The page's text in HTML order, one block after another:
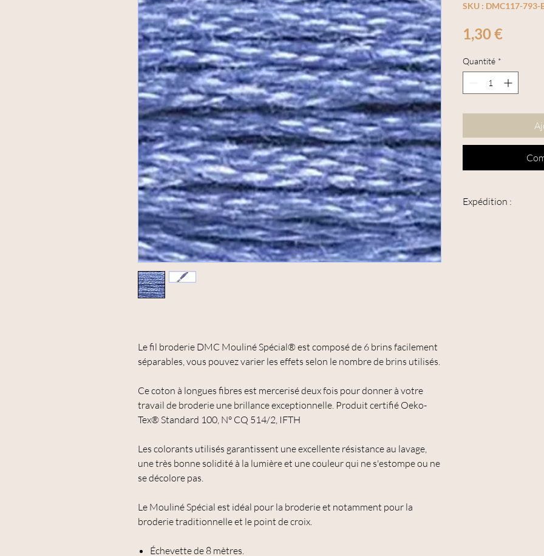
Le fil broderie DMC Mouliné Spécial® est composé de 6 brins facilement
séparables, vous pouvez varier les effets selon le nombre de brins utilisés.
Ce coton à longues fibres est mercerisé deux fois pour donner à votre
travail de broderie une brillance exceptionnelle. Produit certifié Oeko-
Tex® Standard 100, N° CQ 514/2, IFTH
Les colorants utilisés garantissent une excellente résistance au lavage,
une très bonne solidité à la lumière et une couleur qui ne s'estompe ou ne
se décolore pas.
Le Mouliné Spécial est idéal pour la broderie et notamment pour la
broderie traditionnelle et le point de croix.
Échevette de 8 mètres.
SKU : DMC117-793-
1,30 €Prix
Quantité *
Expédition :